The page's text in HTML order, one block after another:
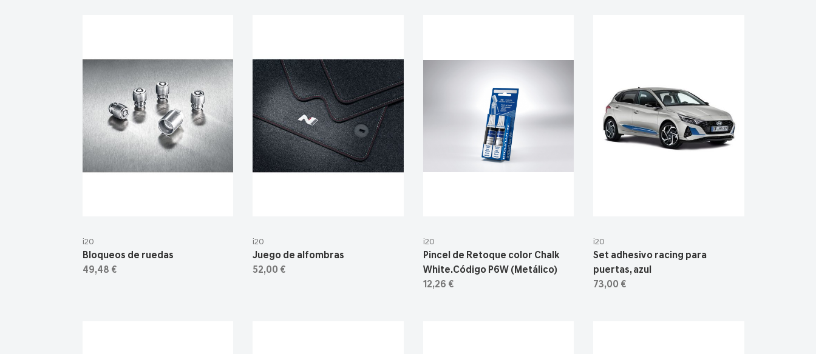
i20
Bloqueos de ruedas
49,48 €
i20
Juego de alfombras
52,00 €
i20
Pincel de Retoque color Chalk
White.Código P6W (Metálico)
12,26 €
i20
Set adhesivo racing para
puertas, azul
73,00 €